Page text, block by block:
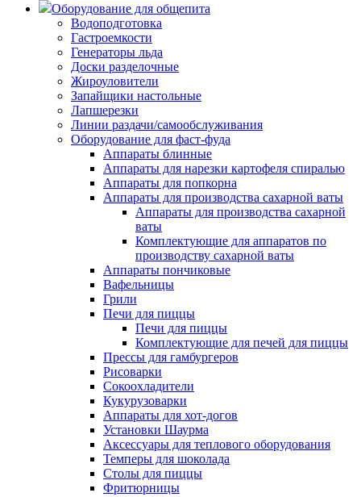
Оборудование для общепита
Водоподготовка
Гастроемкости
Генераторы льда
Доски разделочные
Жироуловители
Запайщики настольные
Лапшерезки
Линии раздачи/самообслуживания
Оборудование для фаст-фуда
Аппараты блинные
Аппараты для нарезки картофеля спиралью
Аппараты для попкорна
Аппараты для производства сахарной ваты
Аппараты для производства сахарной
ваты
Комплектующие для аппаратов по
производству сахарной ваты
Аппараты пончиковые
Вафельницы
Грили
Печи для пиццы
Печи для пиццы
Комплектующие для печей для пиццы
Прессы для гамбургеров
Рисоварки
Сокоохладители
Кукурузоварки
Аппараты для хот-догов
Установки Шаурма
Аксессуары для теплового оборудования
Темперы для шоколада
Столы для пиццы
Фритюрницы